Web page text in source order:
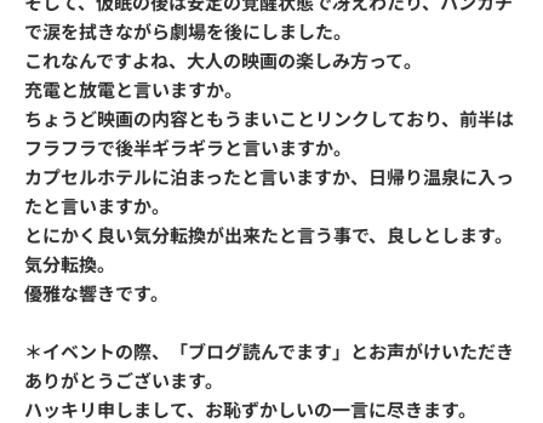
で涙を拭きながら劇場を後にしました。
これなんですよね、大人の映画の楽しみ方って。
充電と放電と言いますか。
ちょうど映画の内容ともうまいことリンクしており、前半は
フラフラで後半ギラギラと言いますか。
カプセルホテルに泊まったと言いますか、日帰り温泉に入っ
たと言いますか。
とにかく良い気分転換が出来たと言う事で、良しとします。
気分転換。
優雅な響きです。
＊イベントの際、「ブログ読んでます」とお声がけいただき
ありがとうございます。
ハッキリ申しまして、お恥ずかしいの一言に尽きます。